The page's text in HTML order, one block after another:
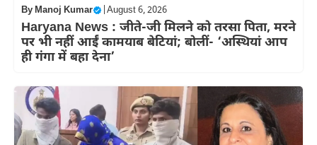
ByManoj Kumar August 6, 2026
Haryana News : जीते-जी मिलने को तरसा पिता, मरने
पर भी नहीं आईं कामयाब बेटियां; बोलीं- ‘अस्थियां आप
ही गंगा में बहा देना’